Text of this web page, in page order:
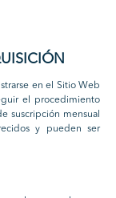
en el Sitio Web
el procedimiento
suscripción mensual
y pueden ser